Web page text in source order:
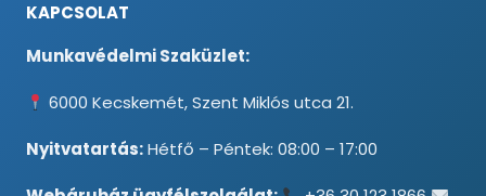
KAPCSOLAT
Munkavédelmi Szaküzlet:
6000 Kecskemét, Szent Miklós utca 21.
Nyitvatartás:Hétfő – Péntek: 08:00 – 17:00